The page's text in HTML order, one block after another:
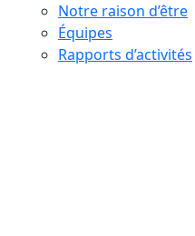
Notre raison d’être
Équipes
Rapports d’activités